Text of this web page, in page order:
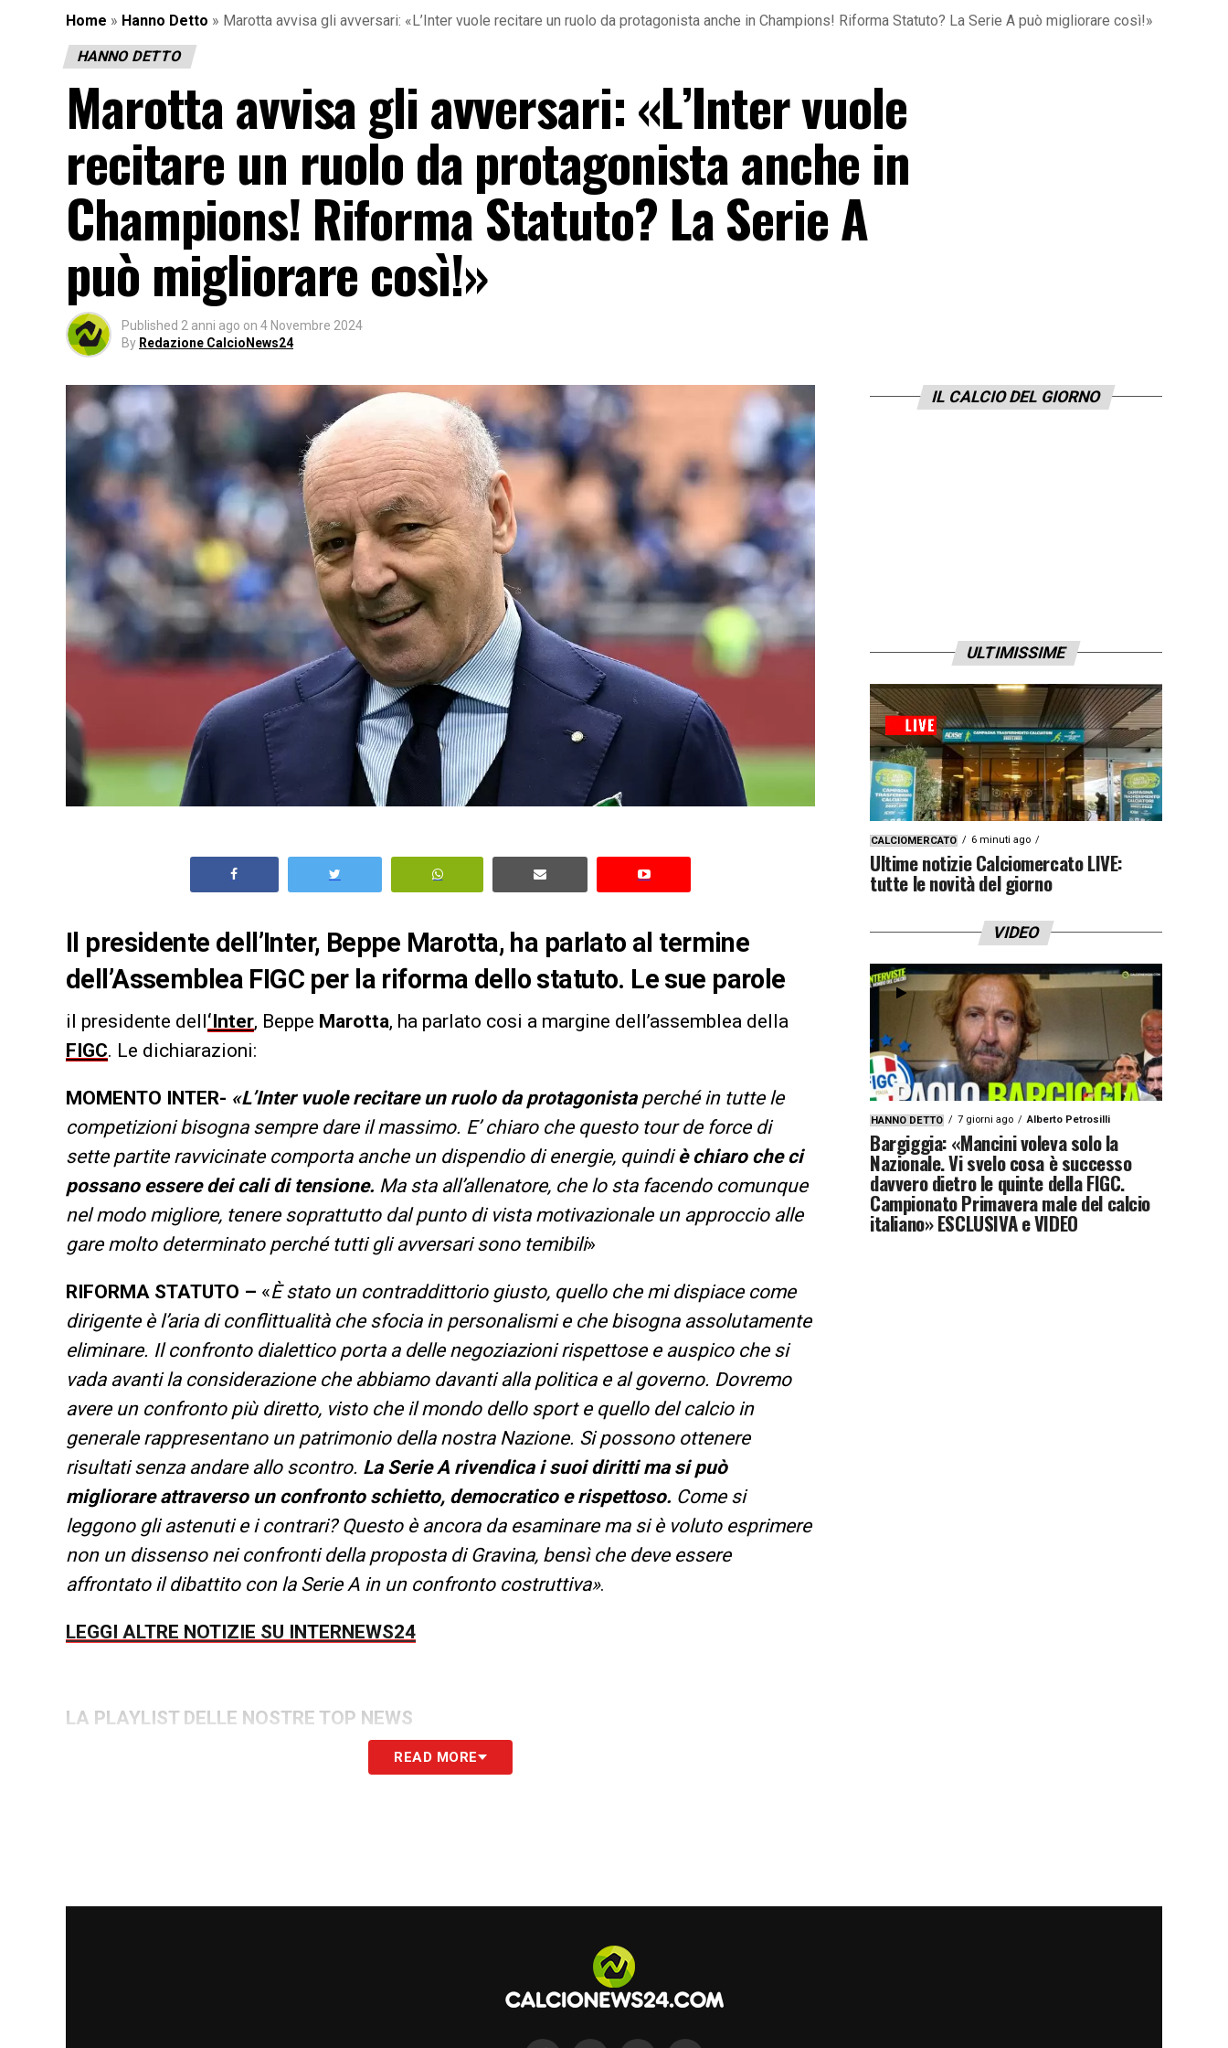
Home » Hanno Detto » Marotta avvisa gli avversari: «L’Inter vuole recitare un ruolo da protagonista anche in Champions! Riforma Statuto? La Serie A può migliorare così!»
HANNO DETTO
Marotta avvisa gli avversari: «L’Inter vuole
recitare un ruolo da protagonista anche in
Champions! Riforma Statuto? La Serie A
può migliorare così!»
Published 2 anni ago on 4 Novembre 2024
By Redazione CalcioNews24
Il presidente dell’Inter, Beppe Marotta, ha parlato al termine
dell’Assemblea FIGC per la riforma dello statuto. Le sue parole
il presidente dell‘Inter, Beppe Marotta, ha parlato cosi a margine dell’assemblea della
FIGC. Le dichiarazioni:
MOMENTO INTER- «L’Inter vuole recitare un ruolo da protagonista perché in tutte le
competizioni bisogna sempre dare il massimo. E’ chiaro che questo tour de force di
sette partite ravvicinate comporta anche un dispendio di energie, quindiè chiaro che ci
possano essere dei cali di tensione. Ma sta all’allenatore, che lo sta facendo comunque
nel modo migliore, tenere soprattutto dal punto di vista motivazionale un approccio alle
gare molto determinato perché tutti gli avversari sono temibili»
RIFORMA STATUTO – «È stato un contraddittorio giusto, quello che mi dispiace come
dirigente è l’aria di conflittualità che sfocia in personalismi e che bisogna assolutamente
eliminare. Il confronto dialettico porta a delle negoziazioni rispettose e auspico che si
vada avanti la considerazione che abbiamo davanti alla politica e al governo. Dovremo
avere un confronto più diretto, visto che il mondo dello sport e quello del calcio in
generale rappresentano un patrimonio della nostra Nazione. Si possono ottenere
risultati senza andare allo scontro. La Serie A rivendica i suoi diritti ma si può
migliorare attraverso un confronto schietto, democratico e rispettoso. Come si
leggono gli astenuti e i contrari? Questo è ancora da esaminare ma si è voluto esprimere
non un dissenso nei confronti della proposta di Gravina, bensì che deve essere
affrontato il dibattito con la Serie A in un confronto costruttiva».
LEGGI ALTRE NOTIZIE SU INTERNEWS24
LA PLAYLIST DELLE NOSTRE TOP NEWS
READ MORE
IL CALCIO DEL GIORNO
ULTIMISSIME
CALCIOMERCATO 6 minuti ago
Ultime notizie Calciomercato LIVE:
tutte le novità del giorno
VIDEO
HANNO DETTO 7 giorni ago Alberto Petrosilli
Bargiggia: «Mancini voleva solo la
Nazionale. Vi svelo cosa è successo
davvero dietro le quinte della FIGC.
Campionato Primavera male del calcio
italiano» ESCLUSIVA e VIDEO